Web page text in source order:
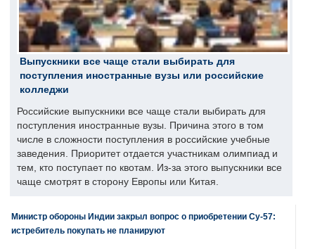
Выпускники все чаще стали выбирать для
поступления иностранные вузы или российские
колледжи
Российские выпускники все чаще стали выбирать для
поступления иностранные вузы. Причина этого в том
числе в сложности поступления в российские учебные
заведения. Приоритет отдается участникам олимпиад и
тем, кто поступает по квотам. Из-за этого выпускники все
чаще смотрят в сторону Европы или Китая.
Министр обороны Индии закрыл вопрос о приобретении Су-57:
истребитель покупать не планируют